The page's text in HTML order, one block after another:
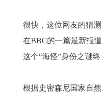
很快，这位网友的猜测
在BBC的一篇最新报道
这个“海怪”身份之谜
根据史密森尼国家自然